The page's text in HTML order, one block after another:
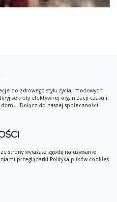
do zdrowego stylu życia, modowych
sekrety efektywnej organizacji czasu i
Dołącz do naszej społeczności.
strony wyrażasz zgodę na używanie
przeglądarki Polityka plików cookies